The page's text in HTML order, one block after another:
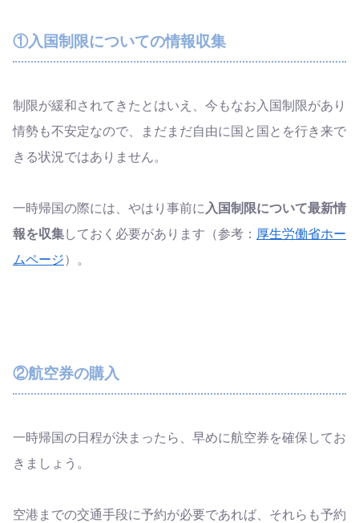
①入国制限についての情報収集
制限が緩和されてきたとはいえ、今もなお入国制限があり
情勢も不安定なので、まだまだ自由に国と国とを行き来で
きる状況ではありません。
一時帰国の際には、やはり事前に 入国制限について最新情
報を収集しておく必要があります（参考： 厚生労働省ホー
ムページ）。
②航空券の購入
一時帰国の日程が決まったら、早めに航空券を確保してお
きましょう。
空港までの交通手段に予約が必要であれば、それらも予約